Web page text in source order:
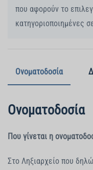
που αφορούν το
κατηγοριοποιημένες
Ονοματοδοσία
Ονοματοδοσία
Που γίνεται η
Στο Ληξιαρχείο που